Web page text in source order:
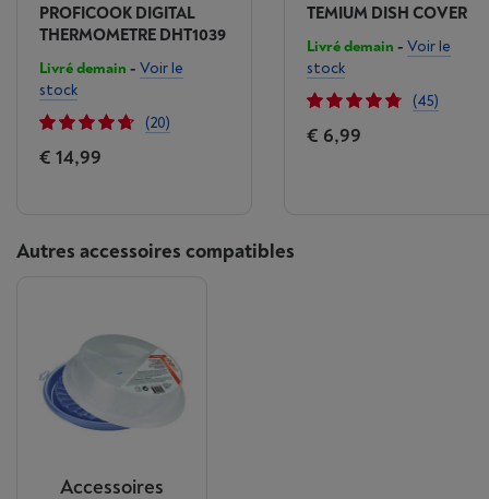
PROFICOOK DIGITAL
THERMOMETRE DHT1039
Livré demain - Voir le
stock
(20)
€ 14,99
TEMIUM DISH COVER
Livré demain - Voir le
stock
(45)
€ 6,99
Autres accessoires compatibles
Accessoires